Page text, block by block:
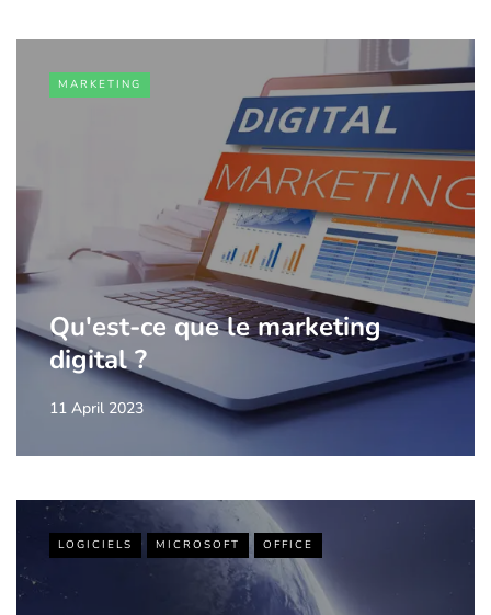
MARKETING
Qu'est-ce que le marketing
digital ?
11 April 2023
LOGICIELS MICROSOFT OFFICE